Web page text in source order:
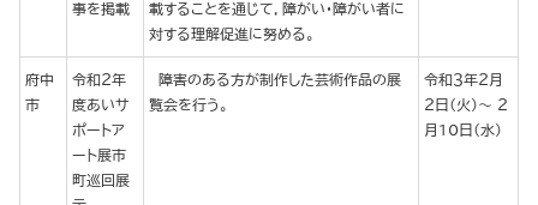
事を掲載
載することを通じて，障がい・障がい者に
対する理解促進に努める。
府中
市
令和２年
度あいサ
ポートア
ート展市
町巡回展
障害のある方が制作した芸術作品の展
覧会を行う。
令和３年２月
２日（火）～ ２
月10日（水）